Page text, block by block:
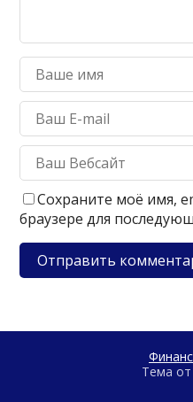
Сохраните моё имя,
браузере для
Тема от